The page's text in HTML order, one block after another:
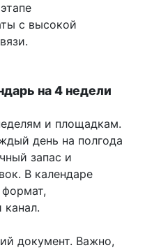
с высокой
на 4 недели
и площадкам.
день на полгода
запас и
В календаре
канал.
документ. Важно,